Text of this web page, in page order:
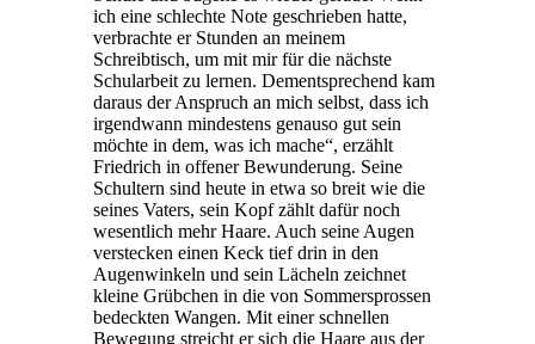
ich eine schlechte Note geschrieben hatte,
verbrachte er Stunden an meinem
Schreibtisch, um mit mir für die nächste
Schularbeit zu lernen. Dementsprechend kam
daraus der Anspruch an mich selbst, dass ich
irgendwann mindestens genauso gut sein
möchte in dem, was ich mache“, erzählt
Friedrich in offener Bewunderung. Seine
Schultern sind heute in etwa so breit wie die
seines Vaters, sein Kopf zählt dafür noch
wesentlich mehr Haare. Auch seine Augen
verstecken einen Keck tief drin in den
Augenwinkeln und sein Lächeln zeichnet
kleine Grübchen in die von Sommersprossen
bedeckten Wangen. Mit einer schnellen
Bewegung streicht er sich die Haare aus der